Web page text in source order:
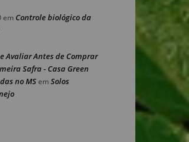
em Controle biológico da
Avaliar Antes de Comprar
Safra - Casa Green
no MSem Solos